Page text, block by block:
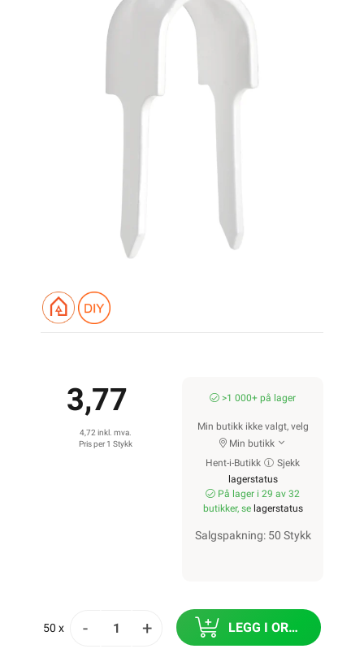
3,77
4,72 inkl. mva.
Pris per 1 Stykk
>1 000+ på lager
Min butikk ikke valgt, velg
Min butikk
Hent-i-Butikk
Sjekk
lagerstatus
På lager i 29 av 32
butikker, se lagerstatus
Salgspakning: 50 Stykk
50 x - + LEGG I ORDRE